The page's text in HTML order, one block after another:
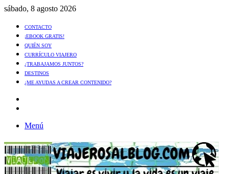
sábado, 8 agosto 2026
CONTACTO
¡EBOOK GRATIS!
QUIÉN SOY
CURRÍCULO VIAJERO
¿TRABAJAMOS JUNTOS?
DESTINOS
¿ME AYUDAS A CREAR CONTENIDO?
Menú